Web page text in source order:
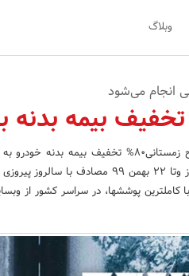
وبلاگ
انجام می‌شود
طرح زمستانی80% تخفیف بیمه بدنه
اسلامی از13 آذر همزمان با روز ملی بیمه آغاز وتا